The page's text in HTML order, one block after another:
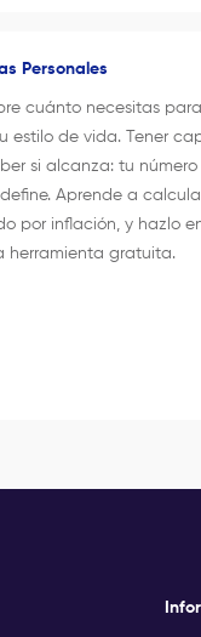
Personales
cuánto necesitas
estilo de vida. Tener
si alcanza: tu
Aprende a
por inflación, y hazlo
herramienta gratuita.